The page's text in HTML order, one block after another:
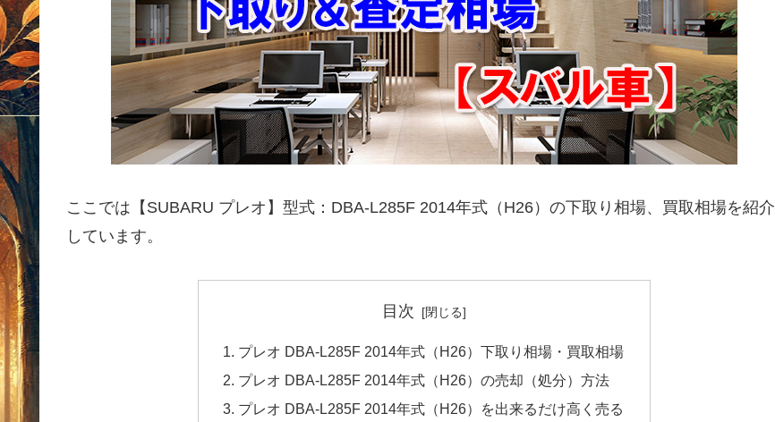
ここでは【SUBARU プレオ】型式：DBA-L285F 2014年式（H26）の下取り相場、買取相場を紹介
しています。
目次
プレオ DBA-L285F 2014年式（H26）下取り相場・買取相場
プレオ DBA-L285F 2014年式（H26）の売却（処分）方法
プレオ DBA-L285F 2014年式（H26）を出来るだけ高く売る